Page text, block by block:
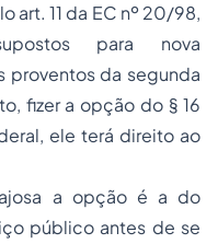
art. 11 da EC nº 20/98,
para nova
proventos da segunda
fizer a opção do § 16
ele terá direito ao
a opção é a do
público antes de se